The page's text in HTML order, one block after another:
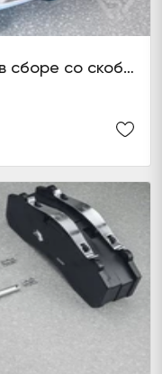
Суппорт тормозной левый в сборе со скобой